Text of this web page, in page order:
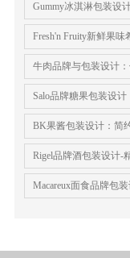
Gummy冰淇淋包装设
Fresh'n Fruity新鲜果
牛肉品牌与包装设计
Salo品牌糖果包装设计
BK果酱包装设计：简
Rigel品牌酒包装设计-
Macareux面食品牌包